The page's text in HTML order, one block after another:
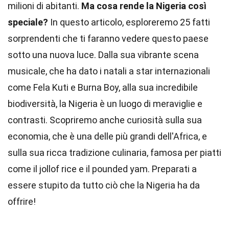
milioni di abitanti. Ma cosa rende la Nigeria così
speciale? In questo articolo, esploreremo 25 fatti
sorprendenti che ti faranno vedere questo paese
sotto una nuova luce. Dalla sua vibrante scena
musicale, che ha dato i natali a star internazionali
come Fela Kuti e Burna Boy, alla sua incredibile
biodiversità, la Nigeria è un luogo di meraviglie e
contrasti. Scopriremo anche curiosità sulla sua
economia, che è una delle più grandi dell'Africa, e
sulla sua ricca tradizione culinaria, famosa per piatti
come il jollof rice e il pounded yam. Preparati a
essere stupito da tutto ciò che la Nigeria ha da
offrire!